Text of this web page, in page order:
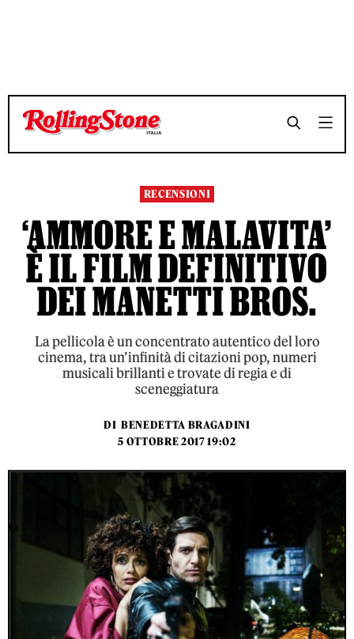
TEMPO DI LETTURA 4 MINUTI SHARE
TEMPO DI LETTURA 4 MINUTI SHARE
RECENSIONI
‘AMMORE E MALAVITA’
È IL FILM DEFINITIVO
DEI MANETTI BROS.
La pellicola è un concentrato autentico del loro
cinema, tra un’infinità di citazioni pop, numeri
musicali brillanti e trovate di regia e di
sceneggiatura
DI BENEDETTA BRAGADINI
5 OTTOBRE 2017 19:02